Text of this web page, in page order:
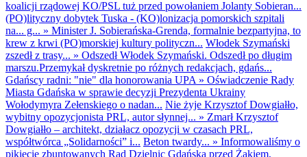
koalicji rządowej KO/PSL tuż przed powołaniem Jolanty Sobieran...
(PO)lityczny dobytek Tuska - (KO)lonizacja pomorskich szpitali
na... g... » Minister J. Sobierańska-Grenda, formalnie bezpartyjna, to
krew z krwi (PO)morskiej kultury polityczn... Włodek Szymański
zszedł z trasy... » Odszedł Włodek Szymański. Odszedł po długim
marszu.Przemykał dyskretnie po różnych redakcjach, gdańs...
Gdańscy radni: "nie" dla honorowania UPA » Oświadczenie Rady
Miasta Gdańska w sprawie decyzji Prezydenta Ukrainy
Wołodymyra Zełenskiego o nadan... Nie żyje Krzysztof Dowgiałło,
wybitny opozycjonista PRL, autor słynnej... » Zmarł Krzysztof
Dowgiałło – architekt, działacz opozycji w czasach PRL,
współtwórca „Solidarności” i... Beton twardy... » Informowaliśmy o
pikiecie zbuntowanych Rad Dzielnic Gdańska przed Żakiem,